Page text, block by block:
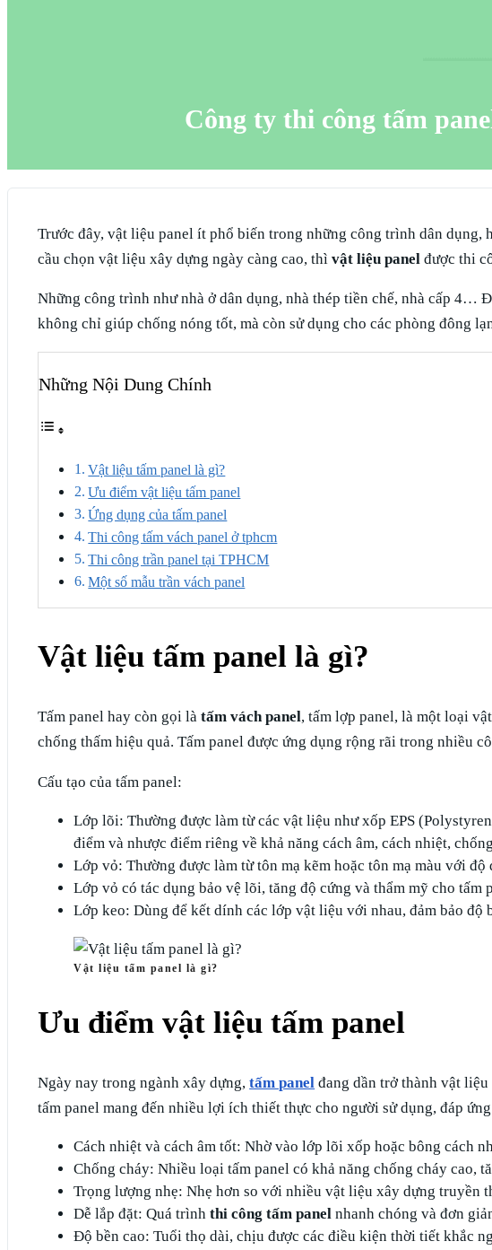
Công ty thi công tấm
Trước đây, vật liệu panel ít phổ biến trong những công trình dân dụng,
cầu chọn vật liệu xây dựng ngày càng cao, thìvật liệu panel được thi
Những công trình như nhà ở dân dụng, nhà thép tiền chế, nhà cấp 4…
không chỉ giúp chống nóng tốt, mà còn sử dụng cho các phòng đông
Những Nội Dung Chính
Vật liệu tấm panel là gì?
Ưu điểm vật liệu tấm panel
Ứng dụng của tấm panel
Thi công tấm vách panel ở tphcm
Thi công trần panel tại TPHCM
Một số mẫu trần vách panel
Vật liệu tấm panel là gì?
Tấm panel hay còn gọi làtấm vách panel, tấm lợp panel, là một loại
chống thấm hiệu quả. Tấm panel được ứng dụng rộng rãi trong nhiều
Cấu tạo của tấm panel:
Lớp lõi: Thường được làm từ các vật liệu như xốp EPS
điểm và nhược điểm riêng về khả năng cách âm, cách nhiệt,
Lớp vỏ: Thường được làm từ tôn mạ kẽm hoặc tôn mạ màu với độ
Lớp vỏ có tác dụng bảo vệ lõi, tăng độ cứng và thẩm mỹ cho tấm
Lớp keo: Dùng để kết dính các lớp vật liệu với nhau, đảm bảo độ
Vật liệu tấm panel là gì?
Ưu điểm vật liệu tấm panel
Ngày nay trong ngành xây dựng,tấm panel đang dần trở thành vật
tấm panel mang đến nhiều lợi ích thiết thực cho người sử dụng, đáp
Cách nhiệt và cách âm tốt: Nhờ vào lớp lõi xốp hoặc bông cách
Chống cháy: Nhiều loại tấm panel có khả năng chống cháy cao,
Trọng lượng nhẹ: Nhẹ hơn so với nhiều vật liệu xây dựng truyền
Dễ lắp đặt: Quá trìnhthi công tấm panel nhanh chóng và đơn
Độ bền cao: Tuổi thọ dài, chịu được các điều kiện thời tiết khắc